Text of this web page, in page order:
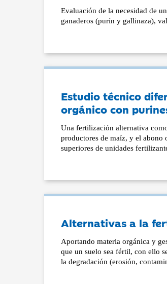
Evaluación de la necesidad de
ganaderos (purín y gallinaza),
Estudio técnico
orgánico con
Una fertilización alternativa
productores de maíz, y el abono
superiores de unidades
Alternativas a la
Aportando materia orgánica y
que un suelo sea fértil, con ello
la degradación (erosión,